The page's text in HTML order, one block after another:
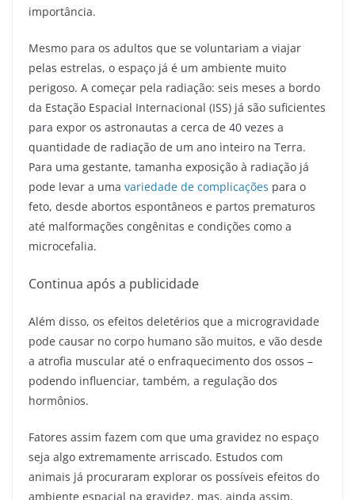
importância.
Mesmo para os adultos que se voluntariam a viajar
pelas estrelas, o espaço já é um ambiente muito
perigoso. A começar pela radiação: seis meses a bordo
da Estação Espacial Internacional (ISS) já são suficientes
para expor os astronautas a cerca de 40 vezes a
quantidade de radiação de um ano inteiro na Terra.
Para uma gestante, tamanha exposição à radiação já
pode levar a uma variedade de complicações para o
feto, desde abortos espontâneos e partos prematuros
até malformações congênitas e condições como a
microcefalia.
Continua após a publicidade
Além disso, os efeitos deletérios que a microgravidade
pode causar no corpo humano são muitos, e vão desde
a atrofia muscular até o enfraquecimento dos ossos –
podendo influenciar, também, a regulação dos
hormônios.
Fatores assim fazem com que uma gravidez no espaço
seja algo extremamente arriscado. Estudos com
animais já procuraram explorar os possíveis efeitos do
ambiente espacial na gravidez, mas, ainda assim,